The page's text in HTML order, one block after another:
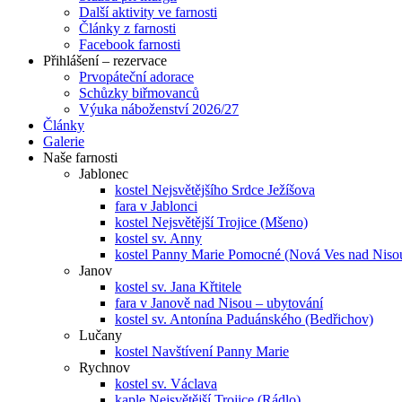
Další aktivity ve farnosti
Články z farnosti
Facebook farnosti
Přihlášení – rezervace
Prvopáteční adorace
Schůzky biřmovanců
Výuka náboženství 2026/27
Články
Galerie
Naše farnosti
Jablonec
kostel Nejsvětějšího Srdce Ježíšova
fara v Jablonci
kostel Nejsvětější Trojice (Mšeno)
kostel sv. Anny
kostel Panny Marie Pomocné (Nová Ves nad
Janov
kostel sv. Jana Křtitele
fara v Janově nad Nisou – ubytování
kostel sv. Antonína Paduánského (Bedřichov)
Lučany
kostel Navštívení Panny Marie
Rychnov
kostel sv. Václava